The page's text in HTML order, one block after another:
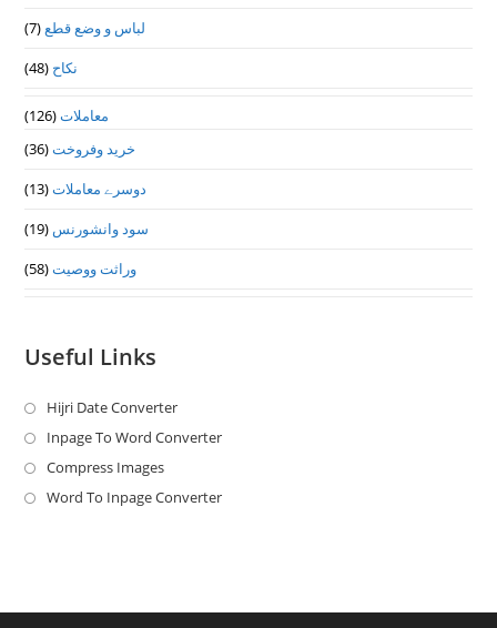
لباس و وضع قطع(7)
نکاح (48)
معاملات(126)
خرید وفروخت(36)
دوسرے معاملات(13)
سود وانشورنس (19)
وراثت ووصيت(58)
Useful Links
Hijri Date ConverterOpens
in
new
Inpage To Word ConverterOpens
a
Compress ImagesOpens
in
Word To Inpage ConverterOpens
tab